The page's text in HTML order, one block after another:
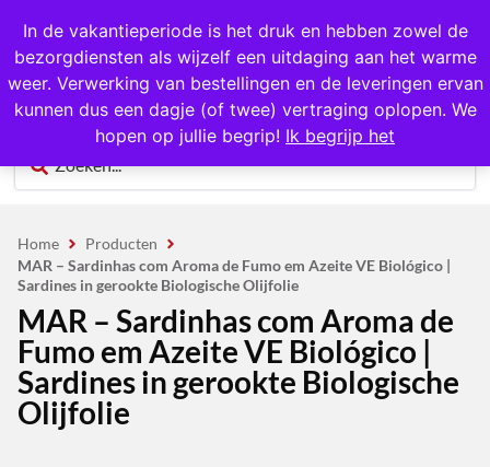
In de vakantieperiode is het druk en hebben zowel de
bezorgdiensten als wijzelf een uitdaging aan het warme
weer. Verwerking van bestellingen en de leveringen ervan
kunnen dus een dagje (of twee) vertraging oplopen. We
hopen op jullie begrip! Ik begrijp het
1000+ producten op voorraad
0
Home
Producten
MAR – Sardinhas com Aroma de Fumo em Azeite VE Biológico |
Sardines in gerookte Biologische Olijfolie
MAR – Sardinhas com Aroma de
Fumo em Azeite VE Biológico |
Sardines in gerookte Biologische
Olijfolie